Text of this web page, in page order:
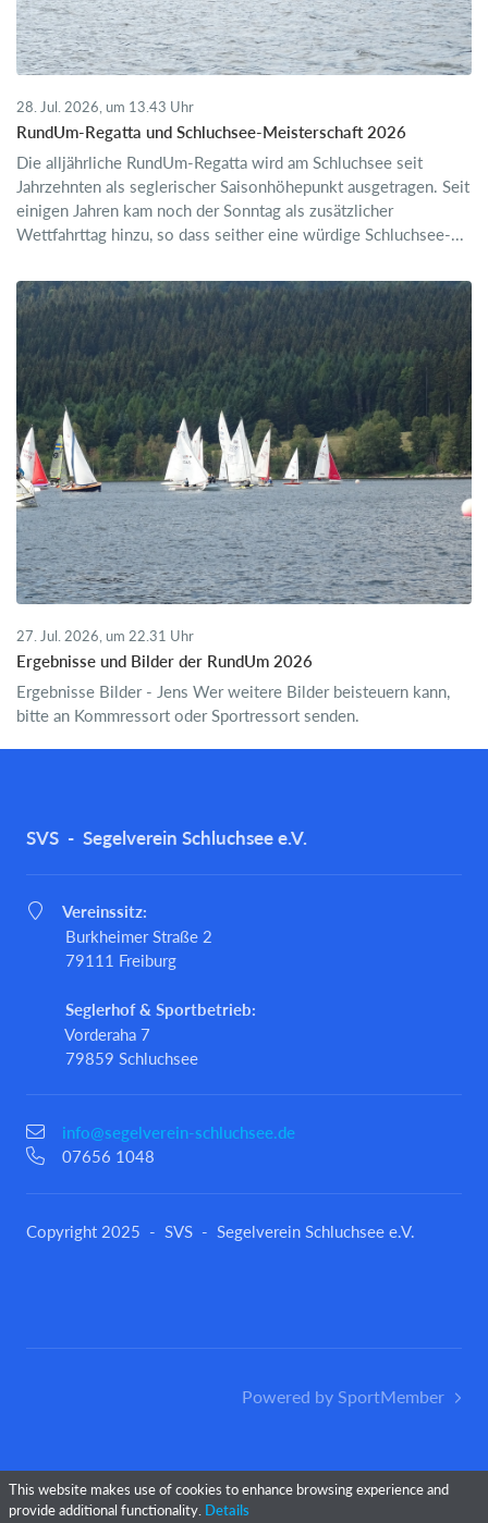
28. Jul. 2026, um 13.43 Uhr
RundUm-Regatta und Schluchsee-Meisterschaft 2026
Die alljährliche RundUm-Regatta wird am Schluchsee seit
Jahrzehnten als seglerischer Saisonhöhepunkt ausgetragen. Seit
einigen Jahren kam noch der Sonntag als zusätzlicher
Wettfahrttag hinzu, so dass seither eine würdige Schluchsee-...
27. Jul. 2026, um 22.31 Uhr
Ergebnisse und Bilder der RundUm 2026
Ergebnisse Bilder - Jens Wer weitere Bilder beisteuern kann,
bitte an Kommressort oder Sportressort senden.
SVS - Segelverein Schluchsee e.V.
Vereinssitz:
Burkheimer Straße 2
79111 Freiburg
Seglerhof & Sportbetrieb:
Vorderaha 7
79859 Schluchsee
info@segelverein-schluchsee.de
07656 1048
Copyright 2025 - SVS - Segelverein Schluchsee e.V.
Powered by SportMember
This website makes use of cookies to enhance browsing experience and
provide additional functionality. Details